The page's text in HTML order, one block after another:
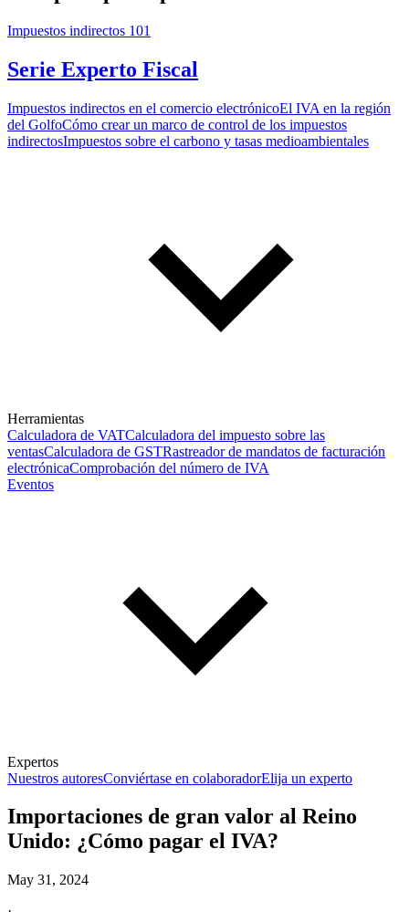
Impuestos indirectos 101
Serie Experto Fiscal
Impuestos indirectos en el comercio electrónicoEl IVA en la región
del GolfoCómo crear un marco de control de los impuestos
indirectosImpuestos sobre el carbono y tasas medioambientales
Herramientas
Calculadora de VATCalculadora del impuesto sobre las
ventasCalculadora de GSTRastreador de mandatos de facturación
electrónicaComprobación del número de IVA
Eventos
Expertos
Nuestros autoresConviértase en colaboradorElija un experto
Importaciones de gran valor al Reino
Unido: ¿Cómo pagar el IVA?
May 31, 2024